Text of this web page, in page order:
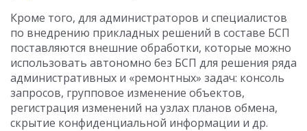
Кроме того, для администраторов и специалистов
по внедрению прикладных решений в составе БСП
поставляются внешние обработки, которые можно
использовать автономно без БСП для решения ряда
административных и «ремонтных» задач: консоль
запросов, групповое изменение объектов,
регистрация изменений на узлах планов обмена,
скрытие конфиденциальной информации и др.